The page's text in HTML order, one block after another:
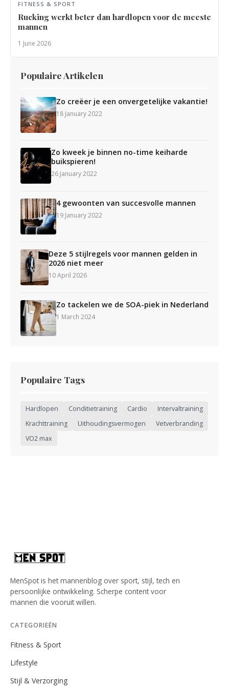
FITNESS & SPORT
Rucking werkt beter dan hardlopen voor de meeste
mannen
1 June 2026
Populaire Artikelen
Zo creëer je een onvergetelijke vakantie!
18 January 2022
Zo kweek je binnen no-time keiharde
buikspieren!
26 January 2022
4 gewoonten van succesvolle mannen
19 January 2022
Deze 5 stijlregels voor mannen gelden in
2026 niet meer
10 April 2026
Zo tackelen we de SOA-piek in Nederland
1 March 2024
Populaire Tags
Hardlopen Conditietraining Cardio
Intervaltraining
Krachttraining
Uithoudingsvermogen
Vetverbranding
VO2 max
MenSpot is het mannenblog over sport, stijl, tech en
persoonlijke ontwikkeling. Scherpe content voor
mannen die vooruit willen.
CATEGORIEËN
Fitness & Sport
Lifestyle
Stijl & Verzorging